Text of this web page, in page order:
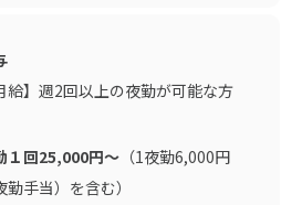
給】週2回以上の夜勤が可能な方
１回25,000円～ （1夜勤6,000円
勤手当）を含む）